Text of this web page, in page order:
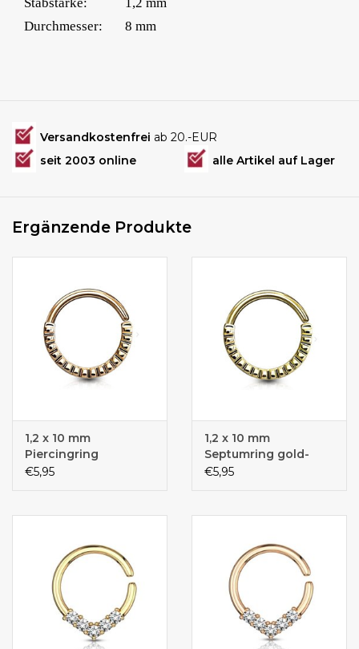
Durchmesser:
8 mm
Versandkostenfrei ab 20.-EUR
seit 2003 online
alle Artikel auf Lager
Ergänzende Produkte
1,2 x 10 mm
Piercingring
rosegold
€5,95
1,2 x 10 mm
Septumring gold-
färbig
€5,95